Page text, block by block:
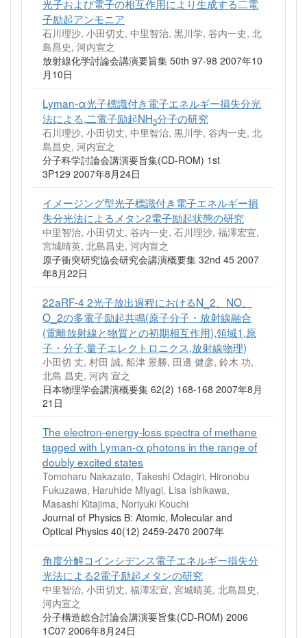
光子および電子の相互作用により生成する二電
子励起アンモニア
石川理沙, 小田切丈, 中里智治, 黒川学, 谷内一史, 北
島昌史, 河内宣之
放射線化学討論会講演要旨集 50th 97-98 2007年10
月10日
Lyman‐α光子標識付き電子エネルギー損失分光
法による,二電子励起NH3分子の研究
石川理沙, 小田切丈, 中里智治, 黒川学, 谷内一史, 北
島昌史, 河内宣之
分子科学討論会講演要旨集(CD-ROM) 1st
3P129 2007年8月24日
イメージング型光子標識付き電子エネルギー損
失分光法によるメタン2電子励起状態の研究
中里智治, 小田切丈, 谷内一史, 石川理沙, 福澤宏宣,
宮城晴英, 北島昌史, 河内宣之
原子衝突研究協会研究会講演概要集 32nd 45 2007
年8月22日
22aRF-4 2光子放出過程におけるN_2、NO、
O_2の多電子励起共鳴(原子分子・放射線融合
(電離放射線と物質との初期相互作用),領域1,原
子・分子,量子エレクトロニクス,放射線物理)
小田切 丈, 村田 誠, 船津 景勝, 田邊 健彦, 鈴木 功,
北島 昌史, 河内 宣之
日本物理学会講演概要集 62(2) 168-168 2007年8月
21日
The electron-energy-loss spectra of methane
tagged with Lyman-α photons in the range of
doubly excited states
Tomoharu Nakazato, Takeshi Odagiri, Hironobu
Fukuzawa, Haruhide Miyagi, Lisa Ishikawa,
Masashi Kitajima, Noriyuki Kouchi
Journal of Physics B: Atomic, Molecular and
Optical Physics 40(12) 2459-2470 2007年
角度分解コインシデンス電子エネルギー損失分
光法による2電子励起メタンの研究
中里智治, 小田切丈, 福澤宏宣, 宮城晴英, 北島昌史,
河内宣之
分子構造総合討論会講演要旨集(CD-ROM) 2006
1C07 2006年8月24日